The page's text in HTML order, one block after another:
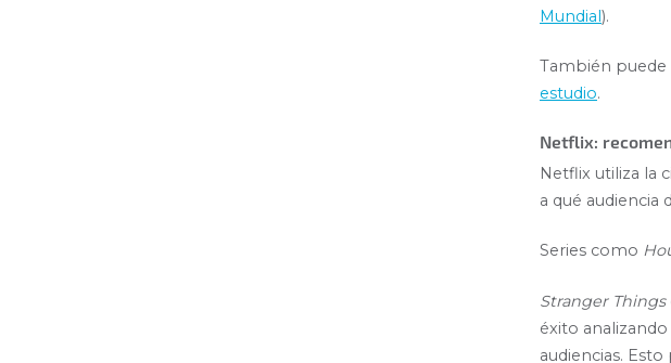
Mundial).
También puede
estudio.
Netflix:
Netflix utiliza la
a qué audiencia
Series como
Stranger Things
éxito
audiencias.